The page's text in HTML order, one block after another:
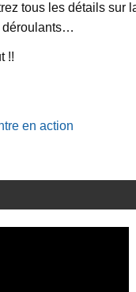
tous les détails sur
déroulants…
!!
en action